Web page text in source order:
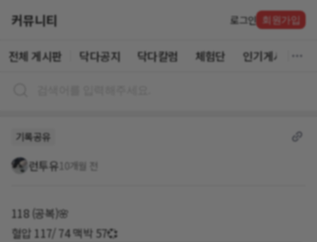
커뮤니티 로그인 회원가입
전체 게시판 닥다공지 닥다칼럼 체험단 인기게시글
기록공유
런투유 10개월 전
118 (공복)🌸
혈압 117/ 74 맥박 57💞